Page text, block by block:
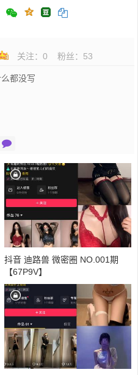
关注： 0 粉丝： 53
都没写
抖音 迪路兽 微密圈 NO.001期
【67P9V】